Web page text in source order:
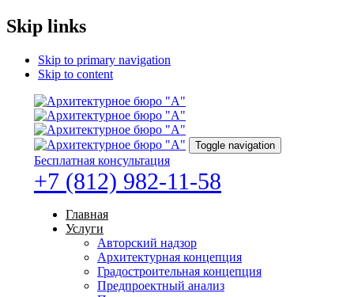
Skip links
Skip to primary navigation
Skip to content
Toggle navigation
Бесплатная консультация
+7 (812) 982-11-58
Главная
Услуги
Авторский надзор
Архитектурная концепция
Градостроительная концепция
Предпроектный анализ